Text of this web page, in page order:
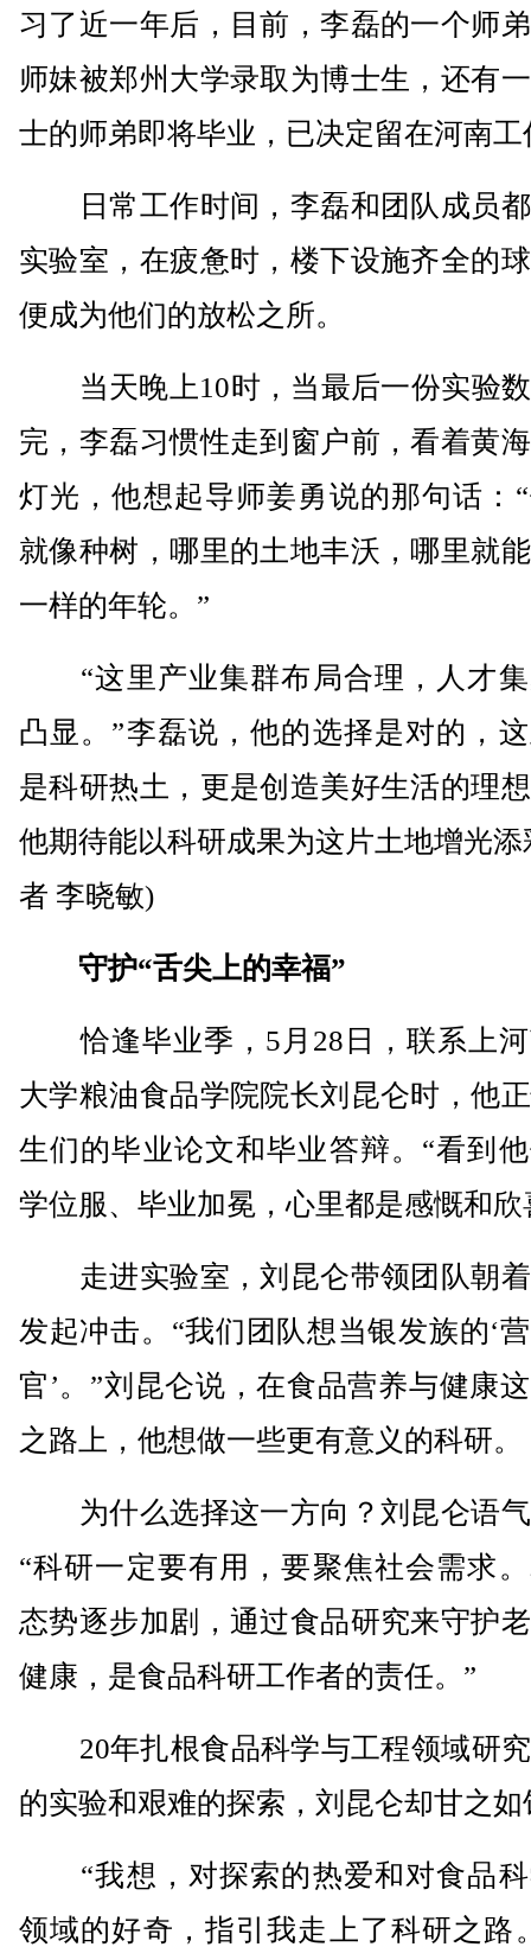
习了近一年后，目前，李磊的一个师
师妹被郑州大学录取为博士生，还有
士的师弟即将毕业，已决定留在河南工
日常工作时间，李磊和团队成员
实验室，在疲惫时，楼下设施齐全的
便成为他们的放松之所。
当天晚上10时，当最后一份实验
完，李磊习惯性走到窗户前，看着黄
灯光，他想起导师姜勇说的那句话：
就像种树，哪里的土地丰沃，哪里就
一样的年轮。”
“这里产业集群布局合理，人才集
凸显。”李磊说，他的选择是对的，
是科研热土，更是创造美好生活的理
他期待能以科研成果为这片土地增光添
者 李晓敏)
守护“舌尖上的幸福”
恰逢毕业季，5月28日，联系上河
大学粮油食品学院院长刘昆仑时，他
生们的毕业论文和毕业答辩。“看到
学位服、毕业加冕，心里都是感慨和欣
走进实验室，刘昆仑带领团队朝
发起冲击。“我们团队想当银发族的‘
官’。”刘昆仑说，在食品营养与健康
之路上，他想做一些更有意义的科研。
为什么选择这一方向？刘昆仑语
“科研一定要有用，要聚焦社会需求
态势逐步加剧，通过食品研究来守护
健康，是食品科研工作者的责任。”
20年扎根食品科学与工程领域研
的实验和艰难的探索，刘昆仑却甘之如
“我想，对探索的热爱和对食品科
领域的好奇，指引我走上了科研之路